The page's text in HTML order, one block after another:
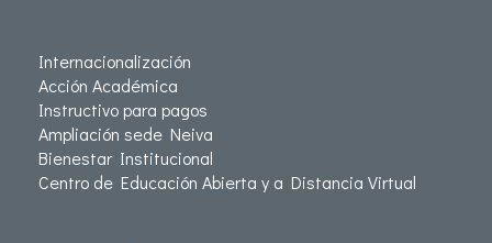
Internacionalización
Acción Académica
Instructivo para pagos
Ampliación sede Neiva
Bienestar Institucional
Centro de Educación Abierta y a Distancia Virtual